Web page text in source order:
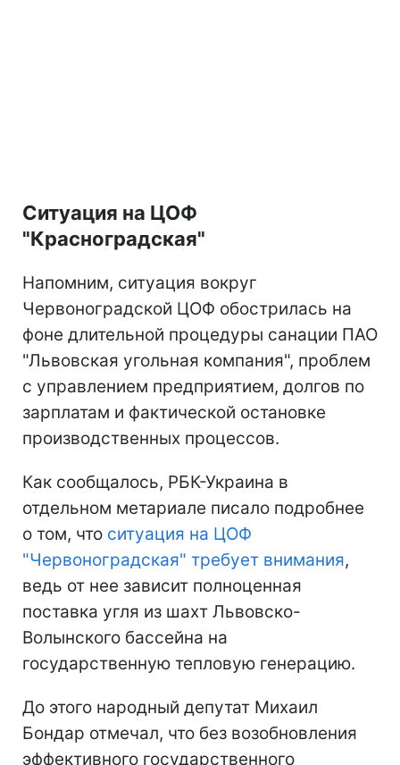
Ситуация на ЦОФ
"Красноградская"
Напомним, ситуация вокруг
Червоноградской ЦОФ обострилась на
фоне длительной процедуры санации ПАО
"Львовская угольная компания", проблем
с управлением предприятием, долгов по
зарплатам и фактической остановке
производственных процессов.
Как сообщалось, РБК-Украина в
отдельном метариале писало подробнее
о том, что ситуация на ЦОФ
"Червоноградская" требует внимания,
ведь от нее зависит полноценная
поставка угля из шахт Львовско-
Волынского бассейна на
государственную тепловую генерацию.
До этого народный депутат Михаил
Бондар отмечал, что без возобновления
эффективного государственного